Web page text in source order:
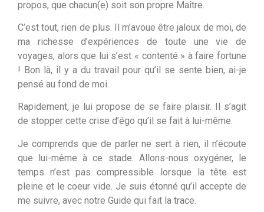
propos, que chacun(e) soit son propre Maître.
C’est tout, rien de plus. Il m’avoue être jaloux de moi, de
ma richesse d’expériences de toute une vie de
voyages, alors que lui s’est « contenté » à faire fortune
! Bon là, il y a du travail pour qu’il se sente bien, ai-je
pensé au fond de moi.
Rapidement, je lui propose de se faire plaisir. Il s’agit
de stopper cette crise d’égo qu’il se fait à lui-même.
Je comprends que de parler ne sert à rien, il n’écoute
que lui-même à ce stade. Allons-nous oxygéner, le
temps n’est pas compressible lorsque la tête est
pleine et le coeur vide. Je suis étonné qu’il accepte de
me suivre, avec notre Guide qui fait la trace.